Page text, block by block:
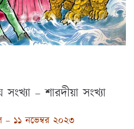
সংখ্যা – শারদীয়া সংখ্যা
– ১১ নভেম্বর ২০২৩